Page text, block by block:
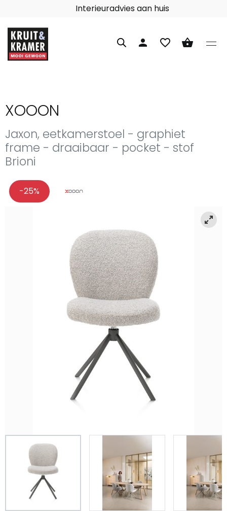
Interieuradvies aan huis
person favorite_border shopping_basket
XOOON
Jaxon, eetkamerstoel - graphiet
frame - draaibaar - pocket - stof
Brioni
-25%